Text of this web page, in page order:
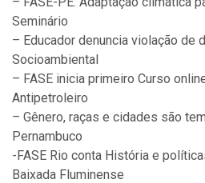
Seminário
– Educador denuncia violação de
Socioambiental
– FASE inicia primeiro Curso
Antipetroleiro
– Gênero, raças e cidades são
Pernambuco
-FASE Rio conta História e
Baixada Fluminense